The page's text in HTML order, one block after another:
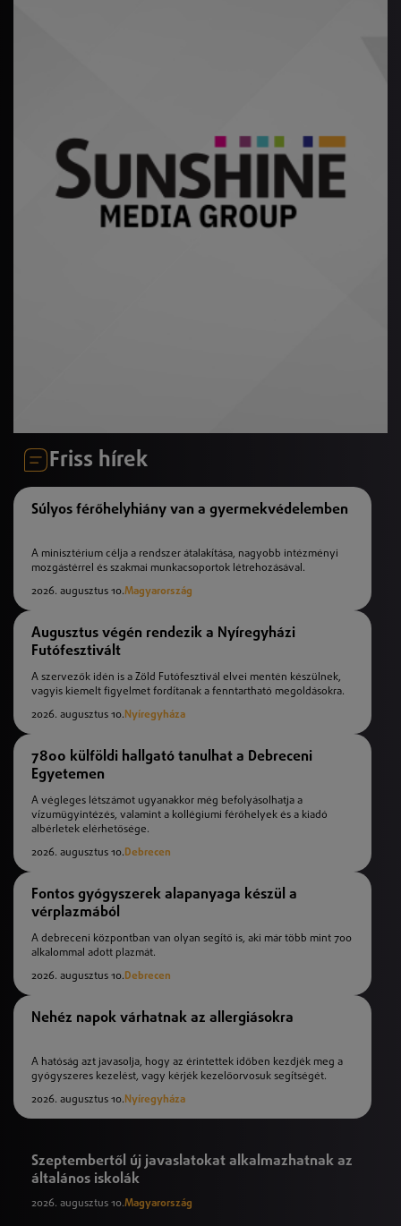
Friss hírek
Súlyos férőhelyhiány van a gyermekvédelemben
A minisztérium célja a rendszer átalakítása, nagyobb intézményi
mozgástérrel és szakmai munkacsoportok létrehozásával.
2026. augusztus 10.Magyarország
Augusztus végén rendezik a Nyíregyházi
Futófesztivált
A szervezők idén is a Zöld Futófesztivál elvei mentén készülnek,
vagyis kiemelt figyelmet fordítanak a fenntartható megoldásokra.
2026. augusztus 10. Nyíregyháza
7800 külföldi hallgató tanulhat a Debreceni
Egyetemen
A végleges létszámot ugyanakkor még befolyásolhatja a
vízumügyintézés, valamint a kollégiumi férőhelyek és a kiadó
albérletek elérhetősége.
2026. augusztus 10.Debrecen
Fontos gyógyszerek alapanyaga készül a
vérplazmából
A debreceni központban van olyan segítő is, aki már több mint 700
alkalommal adott plazmát.
2026. augusztus 10.Debrecen
Nehéz napok várhatnak az allergiásokra
A hatóság azt javasolja, hogy az érintettek időben kezdjék meg a
gyógyszeres kezelést, vagy kérjék kezelőorvosuk segítségét.
2026. augusztus 10. Nyíregyháza
Szeptembertől új javaslatokat alkalmazhatnak az
általános iskolák
2026. augusztus 10.Magyarország